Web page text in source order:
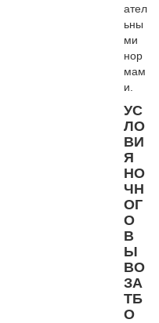
ател
ьны
ми
нор
мам
и.
УС
ЛО
ВИ
Я
НО
ЧН
ОГ
О
В
Ы
ВО
ЗА
ТБ
О